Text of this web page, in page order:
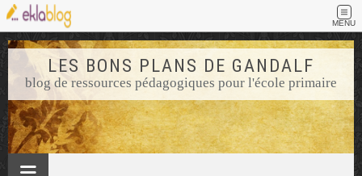
MENU
LES BONS PLANS DE GANDALF
blog de ressources pédagogiques pour l'école primaire